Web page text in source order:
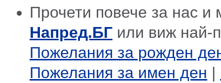
Прочети повече за нас и
Напред.БГ или виж най-
Пожелания за рожден
Пожелания за имен ден |